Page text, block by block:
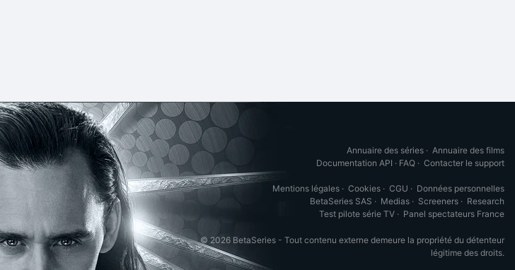
Annuaire des séries · Annuaire des films
Documentation API · FAQ · Contacter le support
Mentions légales · Cookies · CGU · Données personnelles
BetaSeries SAS · Medias · Screeners · Research
Test pilote série TV · Panel spectateurs France
© 2026 BetaSeries - Tout contenu externe demeure la propriété du détenteur
légitime des droits.